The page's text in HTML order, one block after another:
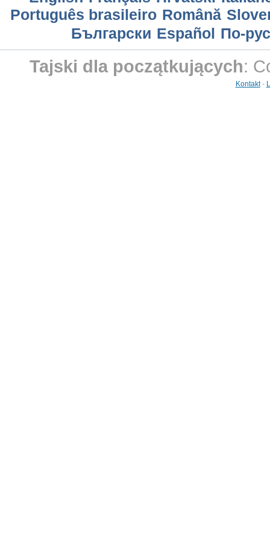
Português brasileiro Română
Български Еspañol По-
Tajski dla początkujących:
Kontakt-